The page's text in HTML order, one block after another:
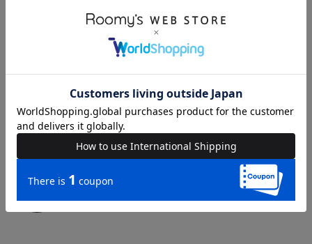
natsumi
157cm
ROYAL PARTY
ROYAL PARTY